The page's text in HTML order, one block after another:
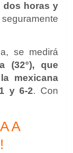
dos horas y
se medirá
(32°), que
mexicana
y 6-2. Con
A